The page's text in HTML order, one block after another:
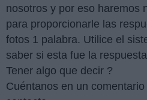
nosotros y por eso haremos
para proporcionarle las
fotos 1 palabra. Utilice el
saber si esta fue la
Tener algo que decir ?
Cuéntanos en un